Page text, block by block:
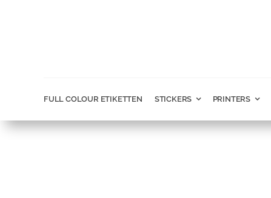
FULL COLOUR ETIKETTEN STICKERS PRINTERS